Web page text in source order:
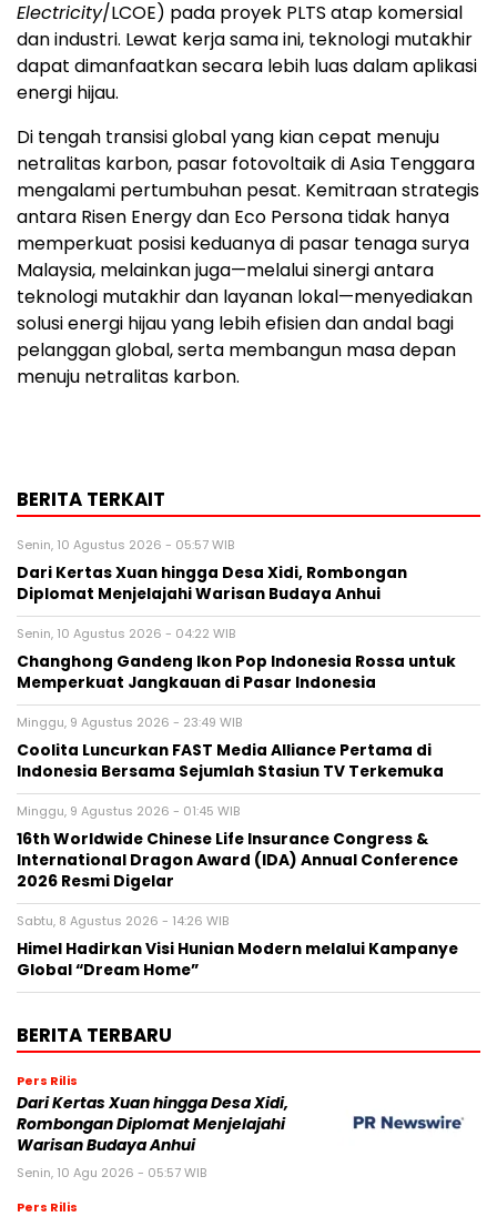
Electricity/LCOE) pada proyek PLTS atap komersial
dan industri. Lewat kerja sama ini, teknologi mutakhir
dapat dimanfaatkan secara lebih luas dalam aplikasi
energi hijau.
Di tengah transisi global yang kian cepat menuju
netralitas karbon, pasar fotovoltaik di Asia Tenggara
mengalami pertumbuhan pesat. Kemitraan strategis
antara Risen Energy dan Eco Persona tidak hanya
memperkuat posisi keduanya di pasar tenaga surya
Malaysia, melainkan juga—melalui sinergi antara
teknologi mutakhir dan layanan lokal—menyediakan
solusi energi hijau yang lebih efisien dan andal bagi
pelanggan global, serta membangun masa depan
menuju netralitas karbon.
BERITA TERKAIT
Senin, 10 Agustus 2026 - 05:57 WIB
Dari Kertas Xuan hingga Desa Xidi, Rombongan
Diplomat Menjelajahi Warisan Budaya Anhui
Senin, 10 Agustus 2026 - 04:22 WIB
Changhong Gandeng Ikon Pop Indonesia Rossa untuk
Memperkuat Jangkauan di Pasar Indonesia
Minggu, 9 Agustus 2026 - 23:49 WIB
Coolita Luncurkan FAST Media Alliance Pertama di
Indonesia Bersama Sejumlah Stasiun TV Terkemuka
Minggu, 9 Agustus 2026 - 01:45 WIB
16th Worldwide Chinese Life Insurance Congress &
International Dragon Award (IDA) Annual Conference
2026 Resmi Digelar
Sabtu, 8 Agustus 2026 - 14:26 WIB
Himel Hadirkan Visi Hunian Modern melalui Kampanye
Global “Dream Home”
BERITA TERBARU
Pers Rilis
Dari Kertas Xuan hingga Desa Xidi,
Rombongan Diplomat Menjelajahi
Warisan Budaya Anhui
Senin, 10 Agu 2026 - 05:57 WIB
Pers Rilis